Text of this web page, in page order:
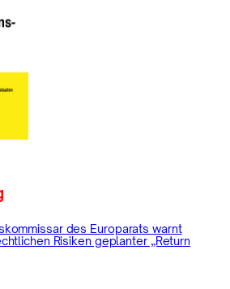
des Europarats warnt
Risiken geplanter „Return